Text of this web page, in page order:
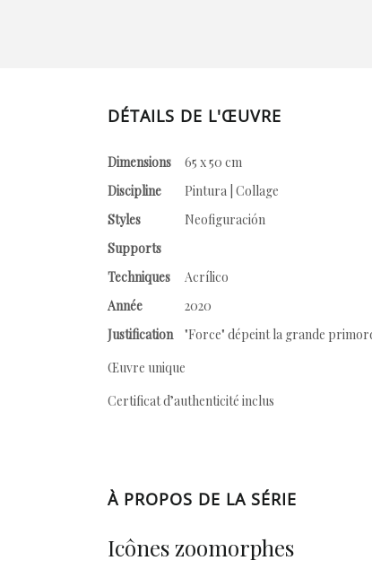
DÉTAILS DE L'ŒUVRE
Dimensions
65 x 50 cm
Discipline
Pintura | Collage
Styles
Neofiguración
Supports
Techniques
Acrílico
Année
2020
Justification
"Force" dépeint la grande
Œuvre unique
Certificat d’authenticité inclus
À PROPOS DE LA SÉRIE
Icônes zoomorphes